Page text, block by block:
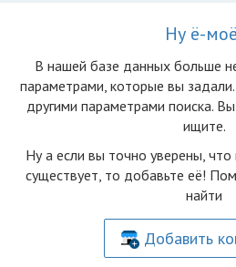
Ну ё-
В нашей базе данных больше
параметрами, которые вы
другими параметрами поиска.
ищите.
Ну а если вы точно уверены,
существует, то добавьте её!
найти
Добавить